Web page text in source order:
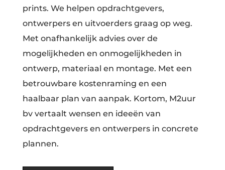
prints. We helpen opdrachtgevers,
ontwerpers en uitvoerders graag op weg.
Met onafhankelijk advies over de
mogelijkheden en onmogelijkheden in
ontwerp, materiaal en montage. Met een
betrouwbare kostenraming en een
haalbaar plan van aanpak. Kortom, M2uur
bv vertaalt wensen en ideeën van
opdrachtgevers en ontwerpers in concrete
plannen.